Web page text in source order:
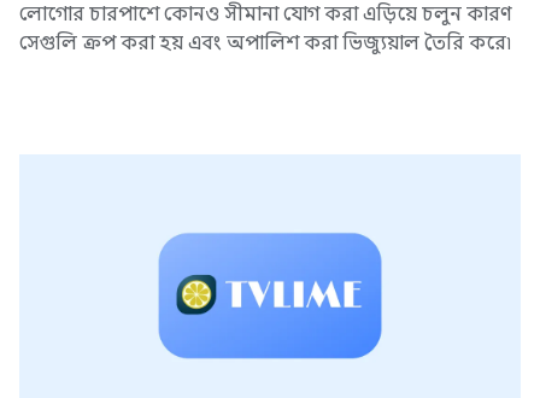
লোগোর চারপাশে কোনও সীমানা যোগ করা এড়িয়ে চলুন কারণ
সেগুলি ক্রপ করা হয় এবং অপালিশ করা ভিজ্যুয়াল তৈরি করে৷